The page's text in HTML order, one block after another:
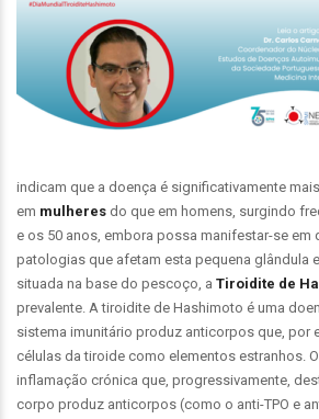
indicam que a doença é significativamente
em mulheres do que em homens, surgindo
e os 50 anos, embora possa manifestar-se em
patologias que afetam esta pequena glândula
situada na base do pescoço, a Tiroidite de
prevalente. A tiroidite de Hashimoto é uma
sistema imunitário produz anticorpos que, por
células da tiroide como elementos estranhos.
inflamação crónica que, progressivamente,
corpo produz anticorpos (como o anti-TPO e